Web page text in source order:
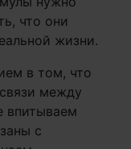
что они
жизни.
в том, что
между
впитываем
с